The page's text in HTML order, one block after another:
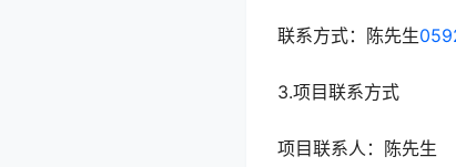
联系方式：陈先生
3.项目联系方式
项目联系人：陈先生